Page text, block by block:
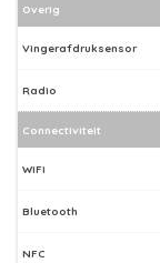
Overig
Vingerafdruksensor
Radio
Connectiviteit
WiFi
Bluetooth
NFC